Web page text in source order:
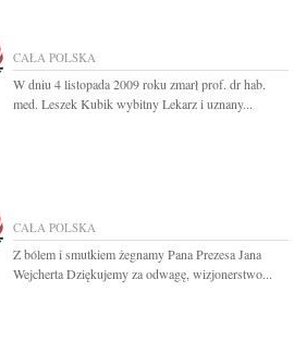
CAŁA POLSKA
W dniu 4 listopada 2009 roku zmarł prof. dr hab.
med. Leszek Kubik wybitny Lekarz i uznany...
CAŁA POLSKA
Z bólem i smutkiem żegnamy Pana Prezesa Jana
Wejcherta Dziękujemy za odwagę, wizjonerstwo...